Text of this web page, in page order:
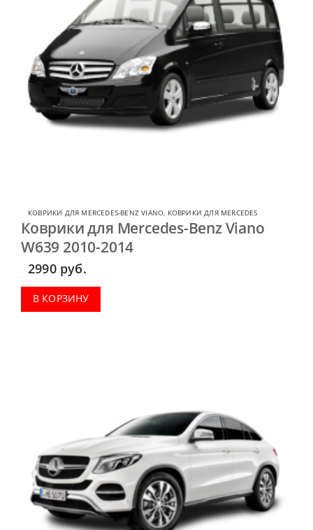
КОВРИКИ ДЛЯ MERCEDES-BENZ VIANO, КОВРИКИ ДЛЯ MERCEDES
Коврики для Mercedes-Benz Viano
W639 2010-2014
2990 руб.
В КОРЗИНУ